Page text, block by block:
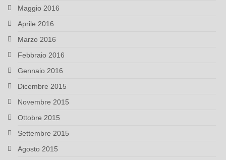
Maggio 2016
Aprile 2016
Marzo 2016
Febbraio 2016
Gennaio 2016
Dicembre 2015
Novembre 2015
Ottobre 2015
Settembre 2015
Agosto 2015